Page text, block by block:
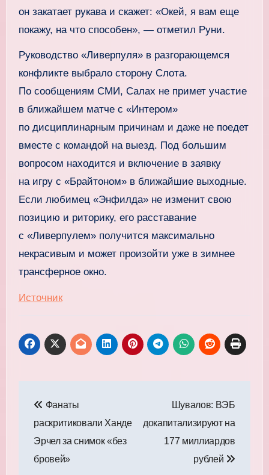
он закатает рукава и скажет: «Окей, я вам еще
покажу, на что способен», — отметил Руни.
Руководство «Ливерпуля» в разгорающемся
конфликте выбрало сторону Слота.
По сообщениям СМИ, Салах не примет участие
в ближайшем матче с «Интером»
по дисциплинарным причинам и даже не поедет
вместе с командой на выезд. Под большим
вопросом находится и включение в заявку
на игру с «Брайтоном» в ближайшие выходные.
Если любимец «Энфилда» не изменит свою
позицию и риторику, его расставание
с «Ливерпулем» получится максимально
некрасивым и может произойти уже в зимнее
трансферное окно.
Источник
по
записям
Фанаты
раскритиковали Ханде
Эрчел за снимок «без
бровей»
Шувалов: ВЭБ
докапитализируют на
177 миллиардов
рублей